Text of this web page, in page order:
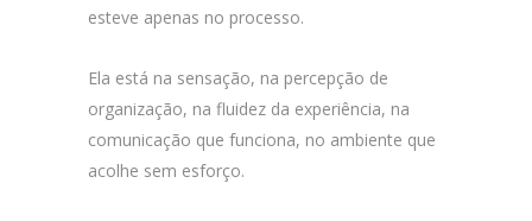
esteve apenas no processo.
Ela está na sensação, na percepção de
organização, na fluidez da experiência, na
comunicação que funciona, no ambiente que
acolhe sem esforço.